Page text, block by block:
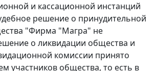
и кассационной инстанций
решение о принудительной
"Фирма "Магра" не
о ликвидации общества и
комиссии принято
участников общества, то есть в